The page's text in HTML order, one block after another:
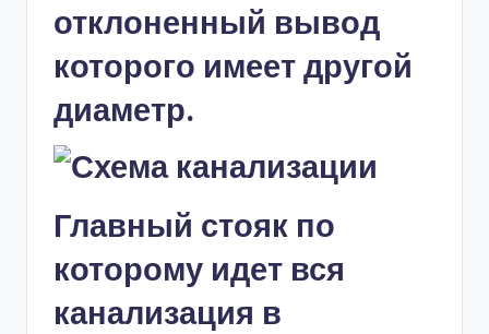
отклоненный вывод
которого имеет другой
диаметр.
Главный стояк по
которому идет вся
канализация в